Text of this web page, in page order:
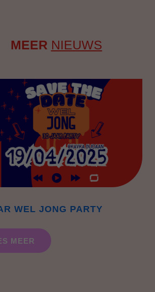
MEER NIEUWS
WEL JONG PARTY
MEER